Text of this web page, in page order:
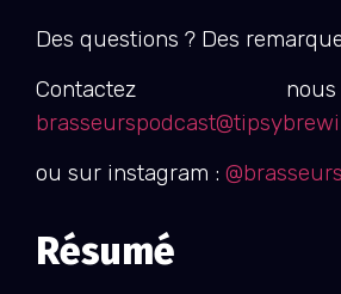
Des questions ? Des
Contactez
ou sur instagram :
Résumé